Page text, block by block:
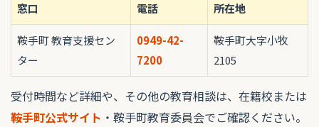
窓口 電話 所在地
鞍手町 教育支援セン
ター
0949-42-
7200
鞍手町大字小牧
2105
受付時間など詳細や、その他の教育相談は、在籍校または
鞍手町公式サイト ・鞍手町教育委員会でご確認ください。